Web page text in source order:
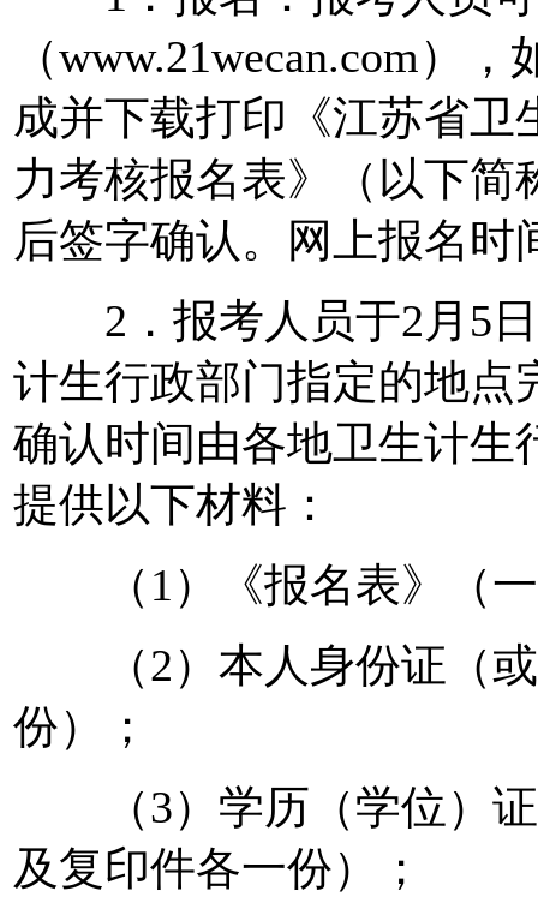
（www.21wecan.com）
成并下载打印《江苏省
力考核报名表》（以下
后签字确认。网上报名时
2．报考人员于2月5日
计生行政部门指定的地点
确认时间由各地卫生计生
提供以下材料：
（1）《报名表》（一
（2）本人身份证（或
份）；
（3）学历（学位）证
及复印件各一份）；